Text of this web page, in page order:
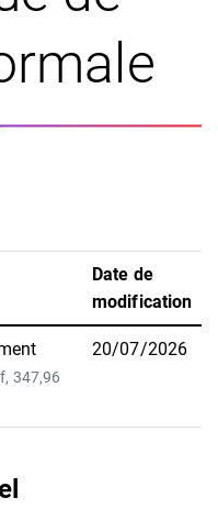
Date de
modification
347,96
20/07/2026